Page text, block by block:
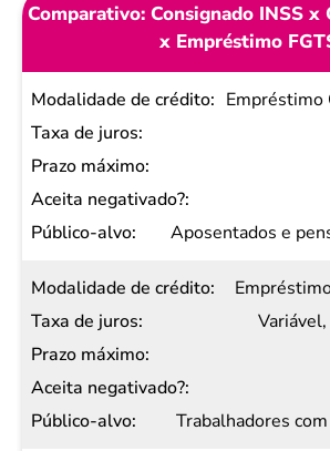
Comparativo: Consignado INSS x
x Empréstimo
Modalidade
de crédito
Taxa
de
juros
máximo
Aceita
negativado?
Público-
alvo
Empréstimo
Aposentados e
Trabalhadores